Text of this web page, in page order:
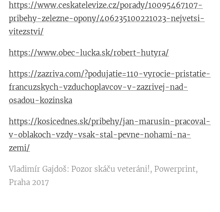
https://www.ceskatelevize.cz/porady/10095467107-
pribehy-zelezne-opony/406235100221023-nejvetsi-
vitezstvi/
https://www.obec-lucka.sk/robert-hutyra/
https://zazriva.com/?podujatie=110-vyrocie-pristatie-
francuzskych-vzduchoplavcov-v-zazrivej-nad-
osadou-kozinska
https://kosicednes.sk/pribehy/jan-marusin-pracoval-
v-oblakoch-vzdy-vsak-stal-pevne-nohami-na-
zemi/
Vladimír Gajdoš: Pozor skáču veteráni!, Powerprint,
Praha 2017